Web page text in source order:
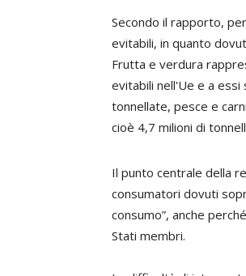
Secondo il rapporto,
evitabili, in quanto
Frutta e verdura
evitabili nell'Ue e a
tonnellate, pesce e
cioè 4,7 milioni di
Il punto centrale della
consumatori dovuti
consumo”, anche
Stati membri.